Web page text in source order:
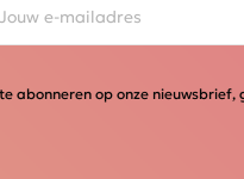
abonneren op onze nieuwsbrief,